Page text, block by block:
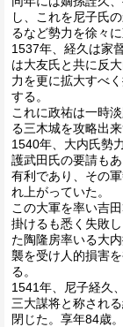
し、これを尼子氏
るなど勢力を徐々
1537年、経久は家
は大友氏と共に反
力を更に拡大すべ
する。
これに政祐は一時
る三木城を攻略出
1540年、大内氏勢
護武田氏の要請も
有利であり、その
れ上がっていた。
この大軍を率い吉
掛けるも悉く失敗
た陶隆房率いる大
襲を受け人的損害
る。
1541年、尼子経久
三大謀将と称され
閉じた。享年84歳。